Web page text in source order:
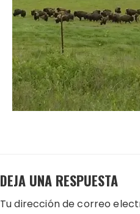
DEJA UNA RESPUESTA
Tu dirección de correo